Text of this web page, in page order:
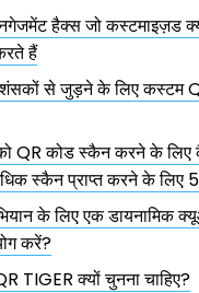
हैक्स जो कस्टमाइज़ड
हैं
से जुड़ने के लिए कस्टम
QR कोड स्कैन करने के
स्कैन प्राप्त करने के लिए
के लिए एक डायनामिक
करें?
TIGER क्यों चुनना चाहिए?